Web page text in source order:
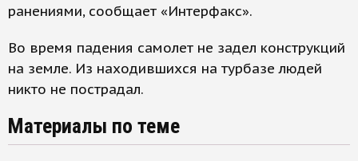
ранениями, сообщает «Интерфакс».
Во время падения самолет не задел конструкций
на земле. Из находившихся на турбазе людей
никто не пострадал.
Материалы по теме